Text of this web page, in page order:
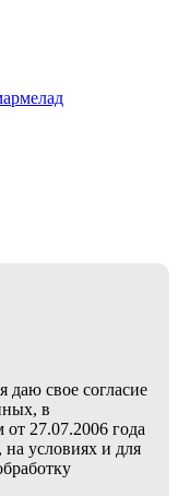
свое согласие
в
27.07.2006 года
условиях и для